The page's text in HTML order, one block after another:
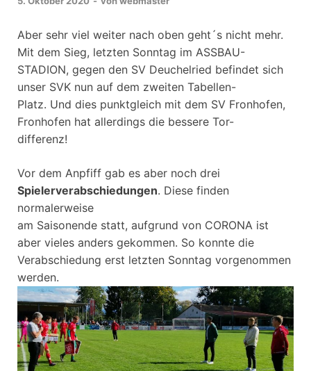
Aber sehr viel weiter nach oben geht´s nicht mehr.
Mit dem Sieg, letzten Sonntag im ASSBAU-
STADION, gegen den SV Deuchelried befindet sich
unser SVK nun auf dem zweiten Tabellen-
Platz. Und dies punktgleich mit dem SV Fronhofen,
Fronhofen hat allerdings die bessere Tor-
differenz!
Vor dem Anpfiff gab es aber noch drei
Spielerverabschiedungen. Diese finden
normalerweise
am Saisonende statt, aufgrund von CORONA ist
aber vieles anders gekommen. So konnte die
Verabschiedung erst letzten Sonntag vorgenommen
werden.